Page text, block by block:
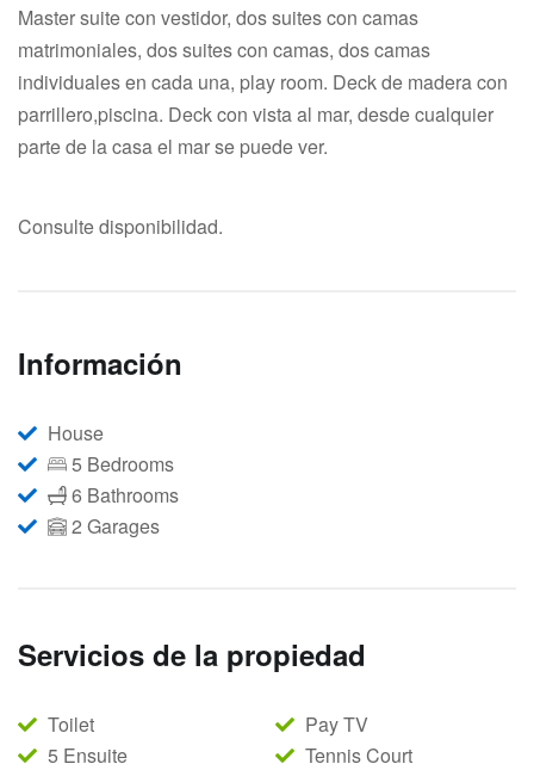
Master suite con vestidor, dos suites con camas
matrimoniales, dos suites con camas, dos camas
individuales en cada una, play room. Deck de madera con
parrillero,piscina. Deck con vista al mar, desde cualquier
parte de la casa el mar se puede ver.
Consulte disponibilidad.
Información
House
5 Bedrooms
6 Bathrooms
2 Garages
Servicios de la propiedad
Toilet
5 Ensuite
Pay TV
Tennis Court